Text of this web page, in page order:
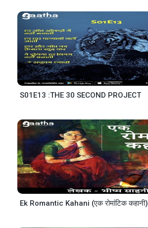
S01E13 :THE 30 SECOND PROJECT
Ek Romantic Kahani (एक रोमांटिक कहानी)